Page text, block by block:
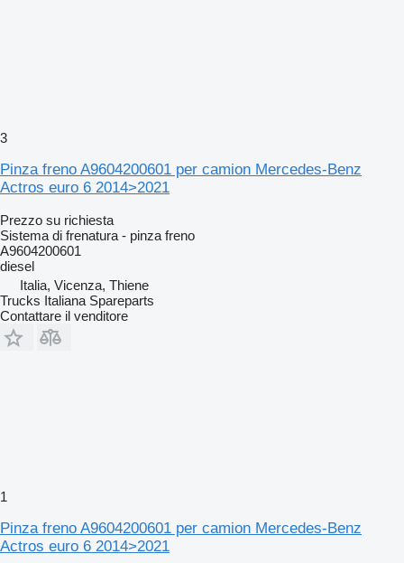
3
Pinza freno A9604200601 per camion Mercedes-Benz
Actros euro 6 2014>2021
Prezzo su richiesta
Sistema di frenatura - pinza freno
A9604200601
diesel
Italia, Vicenza, Thiene
Trucks Italiana Spareparts
Contattare il venditore
1
Pinza freno A9604200601 per camion Mercedes-Benz
Actros euro 6 2014>2021